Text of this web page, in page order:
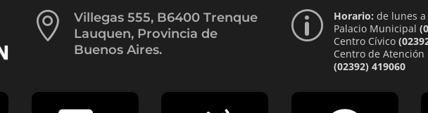

Villegas 555, B6400 Trenque
Lauquen, Provincia de
Buenos Aires.
p Horario: de lunes
Palacio Municipal
Centro Cívico
Centro de Atención
(02392) 419060